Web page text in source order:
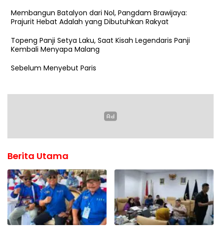
Membangun Batalyon dari Nol, Pangdam Brawijaya:
Prajurit Hebat Adalah yang Dibutuhkan Rakyat
Topeng Panji Setya Laku, Saat Kisah Legendaris Panji
Kembali Menyapa Malang
Sebelum Menyebut Paris
Berita Utama